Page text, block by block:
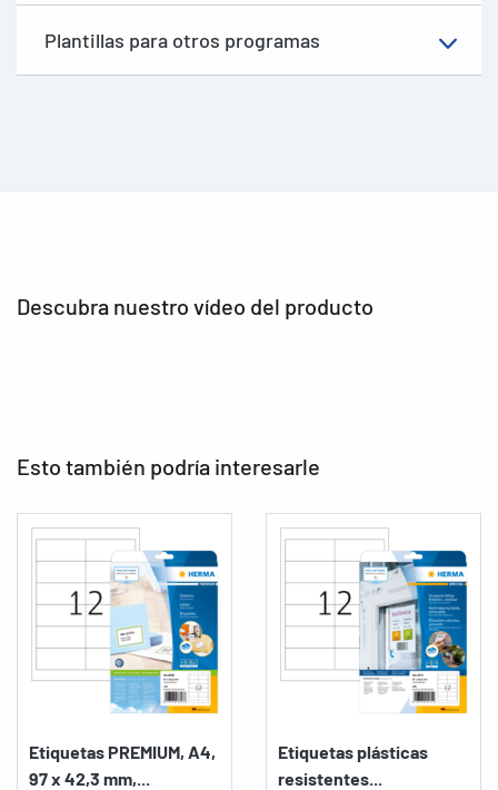
Plantillas para otros programas
Descubra nuestro vídeo del producto
Esto también podría interesarle
Etiquetas PREMIUM, A4,
97 x 42,3 mm,...
Etiquetas plásticas
resistentes...